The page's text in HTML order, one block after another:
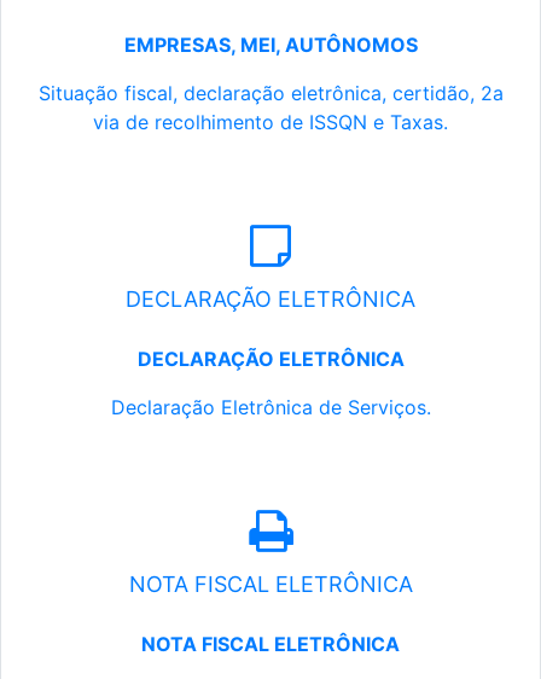
EMPRESAS, MEI, AUTÔNOMOS
Situação fiscal, declaração eletrônica, certidão, 2a
via de recolhimento de ISSQN e Taxas.
DECLARAÇÃO ELETRÔNICA
DECLARAÇÃO ELETRÔNICA
Declaração Eletrônica de Serviços.
NOTA FISCAL ELETRÔNICA
NOTA FISCAL ELETRÔNICA